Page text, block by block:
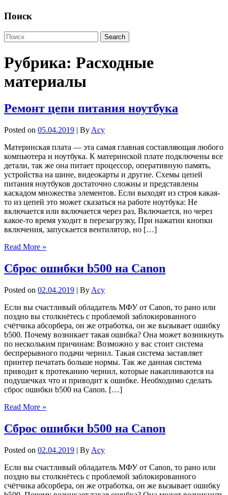
Поиск
Рубрика: Расходные
материалы
Ремонт цепи питания ноутбука
Posted on 05.04.2019 | By Acy
Материнская плата — эта самая главная составляющая любого
компьютера и ноутбука. К материнской плате подключены все
детали, так же она питает процессор, оперативную память,
устройства на шине, видеокарты и другие. Схемы цепей
питания ноутбуков достаточно сложны и представлены
каскадом множества элементов. Если выходят из строя какая-
то из цепей это может сказаться на работе ноутбука: Не
включается или включается через раз, Включается, но через
какое-то время уходит в перезагрузку, При нажатии кнопки
включения, запускается вентилятор, но […]
Read More »
Сброс ошибки b500 на Canon
Posted on 02.04.2019 | By Acy
Если вы счастливый обладатель МФУ от Canon, то рано или
поздно вы столкнётесь с проблемой заблокированного
счётчика абсорбера, он же отработка, он же вызывает ошибку
b500. Почему возникает такая ошибка? Она может возникнуть
по нескольким причинам: Возможно у вас стоит система
беспрерывного подачи чернил. Такая система заставляет
принтер печатать больше нормы. Так же данная система
приводит к протеканию чернил, которые накапливаются на
подушечках что и приводит к ошибке. Необходимо сделать
сброс ошибки b500 на Canon. […]
Read More »
Сброс ошибки b500 на Canon
Posted on 02.04.2019 | By Acy
Если вы счастливый обладатель МФУ от Canon, то рано или
поздно вы столкнётесь с проблемой заблокированного
счётчика абсорбера, он же отработка, он же вызывает ошибку